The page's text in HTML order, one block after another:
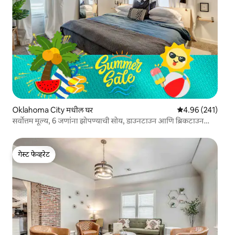
Oklahoma City मधील घर 5 पैकी 4.96
4.96 (241)
सर्वोत्तम मूल्य, 6 जणांना झोपण्याची सोय, डाउनटाउन आणि ब्रिकटाउन
गेस्ट फेव्हरेट
गेस्ट फेव्हरेट